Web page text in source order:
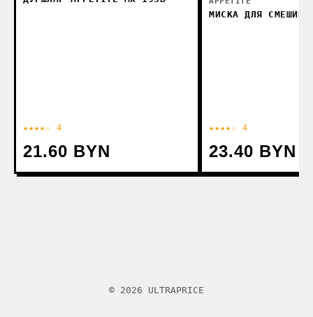
★★★★☆ 4
21.60 BYN
МИСКА ДЛЯ
★★★★☆ 4
23.40 BYN
© 2026 ULTRAPRICE